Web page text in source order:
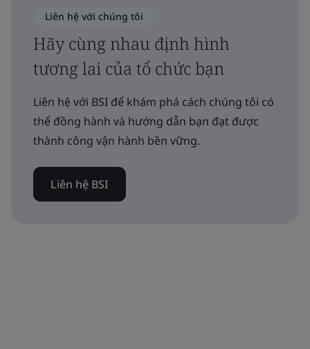
Liên hệ với chúng tôi
Hãy cùng nhau định hình
tương lai của tổ chức bạn
Liên hệ với BSI để khám phá cách chúng tôi có
thể đồng hành và hướng dẫn bạn đạt được
thành công vận hành bền vững.
Liên hệ BSI